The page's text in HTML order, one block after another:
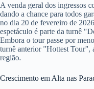
A venda geral dos ingressos
dando a chance para todos
no dia 20 de fevereiro de
espetáculo é parte da turnê
Embora o tour passe por
turnê anterior "Hottest Tour",
região.
Crescimento em Alta nas